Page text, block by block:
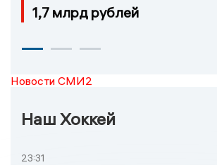
1,7 млрд рублей
Новости СМИ2
Наш Хоккей
23:31